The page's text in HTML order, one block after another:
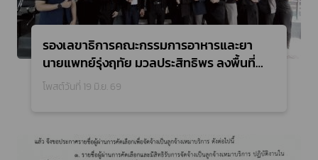
รองเลขาธิการคณะกรรมการอาหารและยา
นายแพทย์รุ่งฤทัย มวลประสิทธิพร ลงพื้นที่
ด่านอาหารและยาลาดกระบัง
โพสต์วันที่ 19 มิ.ย. 69